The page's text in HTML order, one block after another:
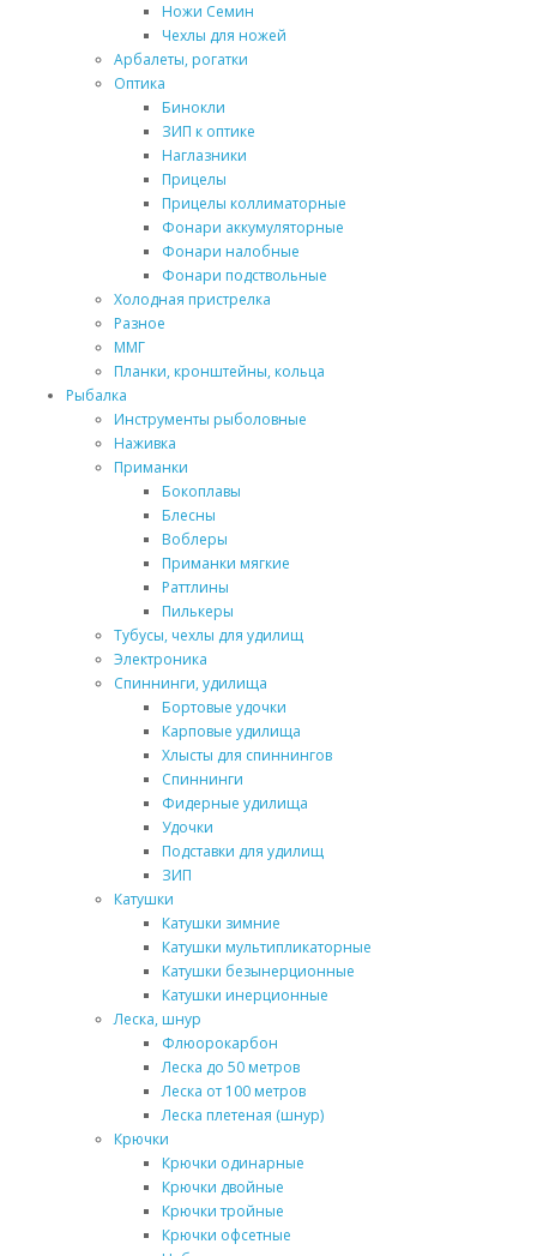
Ножи Семин
Чехлы для ножей
Арбалеты, рогатки
Оптика
Бинокли
ЗИП к оптике
Наглазники
Прицелы
Прицелы коллиматорные
Фонари аккумуляторные
Фонари налобные
Фонари подствольные
Холодная пристрелка
Разное
ММГ
Планки, кронштейны, кольца
Рыбалка
Инструменты рыболовные
Наживка
Приманки
Бокоплавы
Блесны
Воблеры
Приманки мягкие
Раттлины
Пилькеры
Тубусы, чехлы для удилищ
Электроника
Спиннинги, удилища
Бортовые удочки
Карповые удилища
Хлысты для спиннингов
Спиннинги
Фидерные удилища
Удочки
Подставки для удилищ
ЗИП
Катушки
Катушки зимние
Катушки мультипликаторные
Катушки безынерционные
Катушки инерционные
Леска, шнур
Флюорокарбон
Леска до 50 метров
Леска от 100 метров
Леска плетеная (шнур)
Крючки
Крючки одинарные
Крючки двойные
Крючки тройные
Крючки офсетные